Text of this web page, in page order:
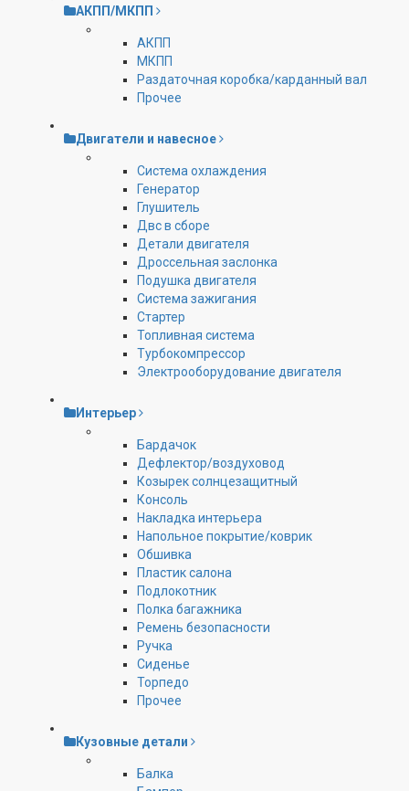
АКПП/МКПП
АКПП
МКПП
Раздаточная коробка/карданный вал
Прочее
Двигатели и навесное
Cистема охлаждения
Генератор
Глушитель
Двс в сборе
Детали двигателя
Дроссельная заслонка
Подушка двигателя
Система зажигания
Стартер
Топливная система
Турбокомпрессор
Электрооборудование двигателя
Интерьер
Бардачок
Дефлектор/воздуховод
Козырек солнцезащитный
Консоль
Накладка интерьера
Напольное покрытие/коврик
Обшивка
Пластик салона
Подлокотник
Полка багажника
Ремень безопасности
Ручка
Сиденье
Торпедо
Прочее
Кузовные детали
Балка